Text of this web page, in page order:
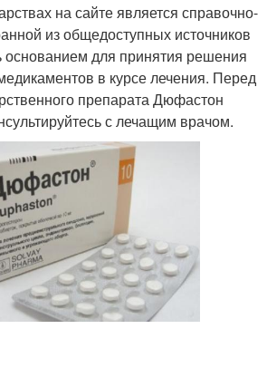
на сайте является справочно-
из общедоступных источников
основанием для принятия решения
в курсе лечения. Перед
препарата Дюфастон
с лечащим врачом.